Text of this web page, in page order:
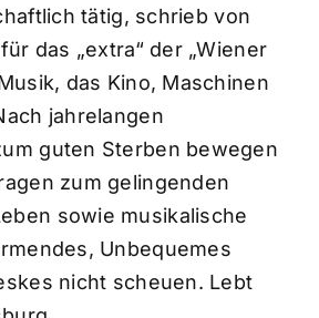
tätig, schrieb von
das „extra“ der „Wiener
das Kino, Maschinen
jahrelangen
guten Sterben bewegen
zum gelingenden
sowie musikalische
Unbequemes
nicht scheuen. Lebt